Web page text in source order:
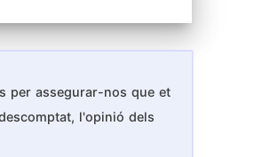
per assegurar-nos que et
l'opinió dels